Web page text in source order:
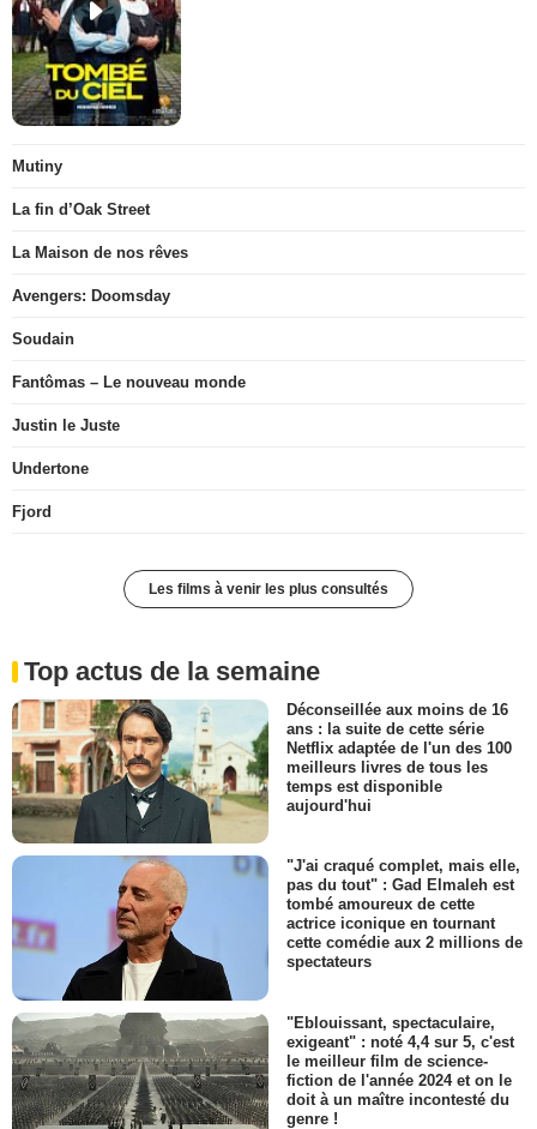
Mutiny
La fin d’Oak Street
La Maison de nos rêves
Avengers: Doomsday
Soudain
Fantômas – Le nouveau monde
Justin le Juste
Undertone
Fjord
Les films à venir les plus consultés
Top actus de la semaine
Déconseillée aux moins de 16
ans : la suite de cette série
Netflix adaptée de l'un des 100
meilleurs livres de tous les
temps est disponible
aujourd'hui
"J'ai craqué complet, mais elle,
pas du tout" : Gad Elmaleh est
tombé amoureux de cette
actrice iconique en tournant
cette comédie aux 2 millions de
spectateurs
"Eblouissant, spectaculaire,
exigeant" : noté 4,4 sur 5, c'est
le meilleur film de science-
fiction de l'année 2024 et on le
doit à un maître incontesté du
genre !